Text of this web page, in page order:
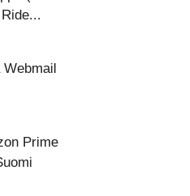
Webmail
Prime